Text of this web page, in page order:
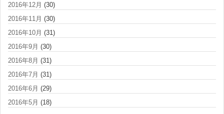
2016年12月 (30)
2016年11月 (30)
2016年10月 (31)
2016年9月 (30)
2016年8月 (31)
2016年7月 (31)
2016年6月 (29)
2016年5月 (18)